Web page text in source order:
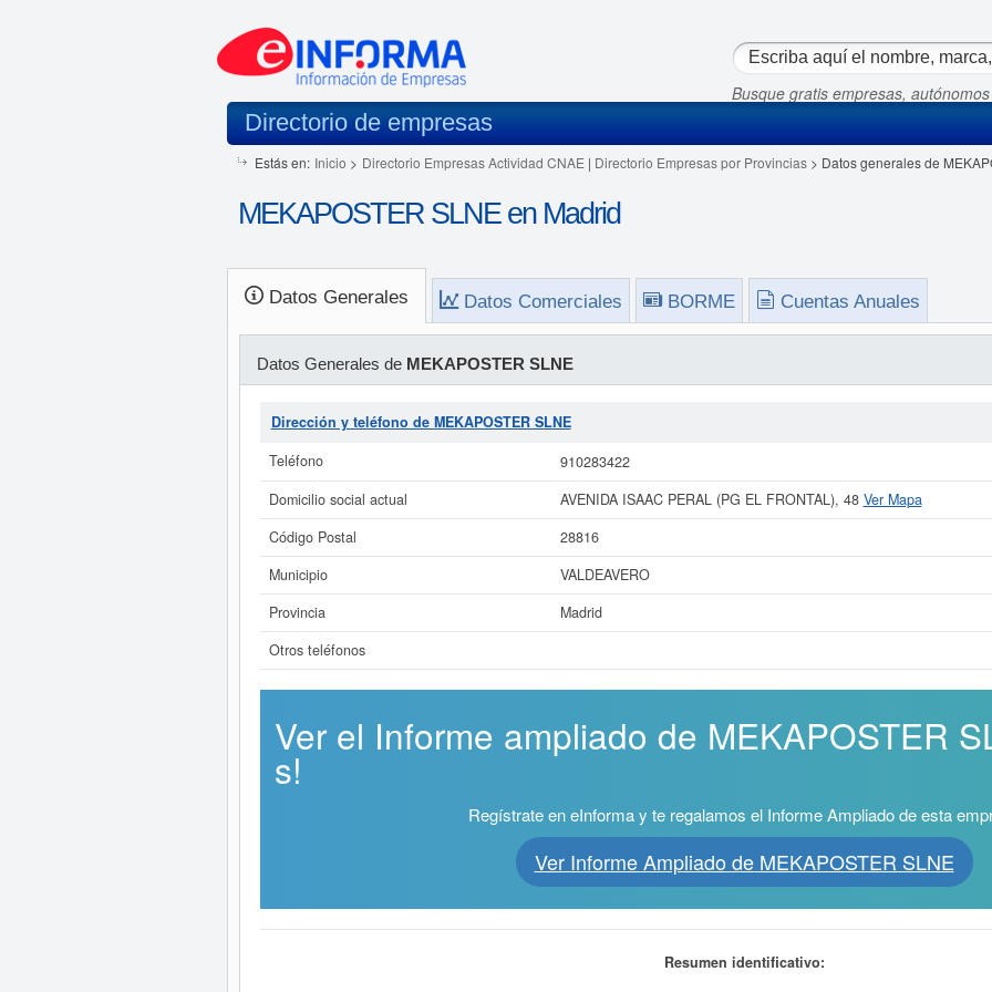
Busque gratis empresas,
Directorio de empresas
Estás en: Inicio > Directorio Empresas Actividad CNAE | Directorio Empresas por Provincias> Datos generales de
MEKAPOSTER SLNE en Madrid
Datos Generales Datos Comerciales BORME Cuentas Anuales
Datos Generales de MEKAPOSTER SLNE
Dirección y teléfono de MEKAPOSTER SLNE
Teléfono
910283422
Domicilio social actual
AVENIDA ISAAC PERAL (PG EL FRONTAL), 48 Ver Mapa
Código Postal
28816
Municipio
VALDEAVERO
Provincia
Madrid
Otros teléfonos
Ver el Informe ampliado de MEKAPOSTER
s!
Regístrate en eInforma y te regalamos el Informe Ampliado de esta
Ver Informe Ampliado de MEKAPOSTER SLNE
Resumen identificativo: